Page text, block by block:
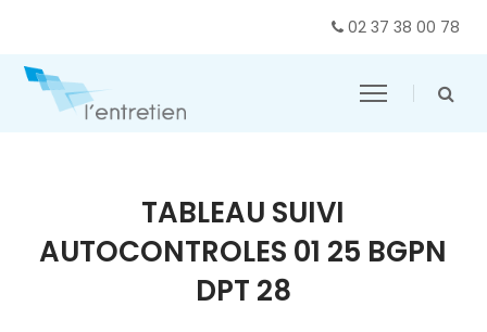
02 37 38 00 78
TABLEAU SUIVI
AUTOCONTROLES 01 25 BGPN
DPT 28